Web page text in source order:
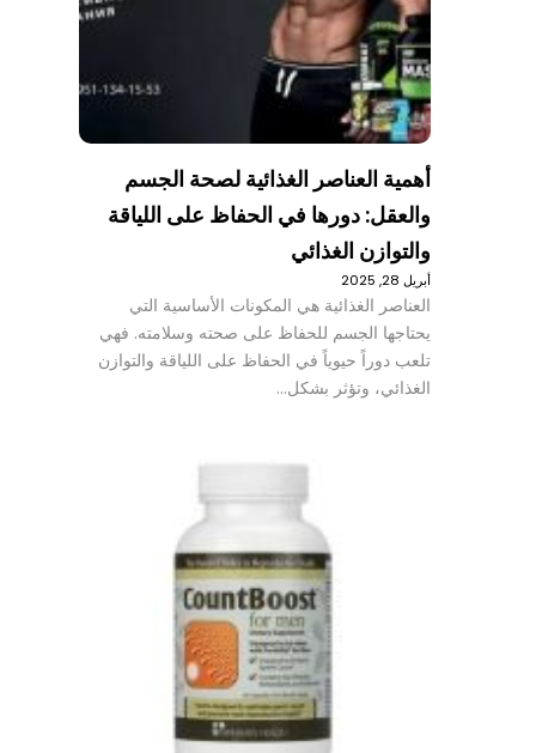
أهمية العناصر الغذائية لصحة الجسم
والعقل: دورها في الحفاظ على اللياقة
والتوازن الغذائي
أبريل 28, 2025
العناصر الغذائية هي المكونات الأساسية التي
يحتاجها الجسم للحفاظ على صحته وسلامته. فهي
تلعب دوراً حيوياً في الحفاظ على اللياقة والتوازن
الغذائي، وتؤثر بشكل…